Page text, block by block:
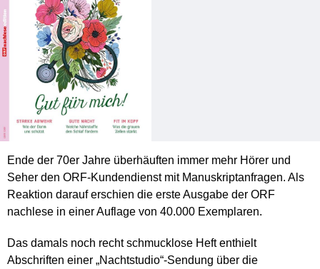
Ende der 70er Jahre überhäuften immer mehr Hörer und
Seher den ORF-Kundendienst mit Manuskriptanfragen. Als
Reaktion darauf erschien die erste Ausgabe der ORF
nachlese in einer Auflage von 40.000 Exemplaren.
Das damals noch recht schmucklose Heft enthielt
Abschriften einer „Nachtstudio“-Sendung über die